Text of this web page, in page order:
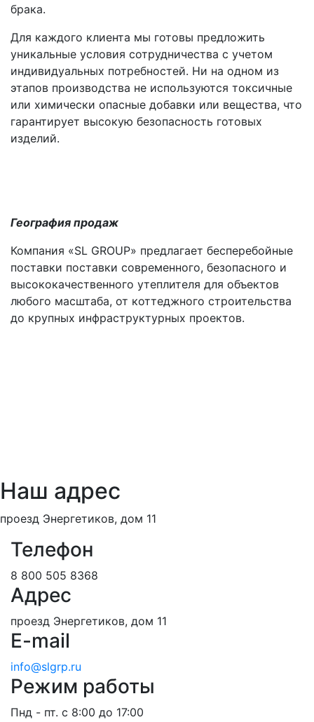
брака.
Для каждого клиента мы готовы предложить
уникальные условия сотрудничества с учетом
индивидуальных потребностей. Ни на одном из
этапов производства не используются токсичные
или химически опасные добавки или вещества, что
гарантирует высокую безопасность готовых
изделий.
География продаж
Компания «SL GROUP» предлагает бесперебойные
поставки поставки современного, безопасного и
высококачественного утеплителя для объектов
любого масштаба, от коттеджного строительства
до крупных инфраструктурных проектов.
Наш адрес
проезд Энергетиков, дом 11
Телефон
8 800 505 8368
Адрес
проезд Энергетиков, дом 11
E-mail
info@slgrp.ru
Режим работы
Пнд - пт. с 8:00 до 17:00